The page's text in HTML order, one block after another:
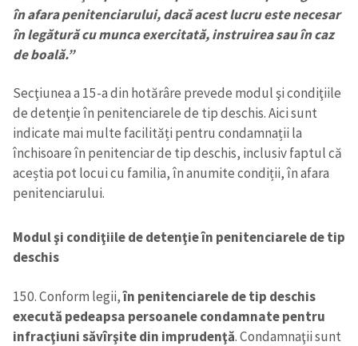
în afara penitenciarului, dacă acest lucru este necesar
în legătură cu munca exercitată, instruirea sau în caz
de boală.”
Secţiunea a 15-a din hotărâre prevede modul şi condiţiile
de detenţie în penitenciarele de tip deschis. Aici sunt
indicate mai multe facilități pentru condamnații la
închisoare în penitenciar de tip deschis, inclusiv faptul că
aceștia pot locui cu familia, în anumite condiții, în afara
penitenciarului.
Modul şi condiţiile de detenţie în penitenciarele de tip
deschis
150. Conform legii,în penitenciarele de tip deschis
execută pedeapsa persoanele condamnate pentru
infracţiuni săvîrşite din imprudenţă. Condamnaţii sunt